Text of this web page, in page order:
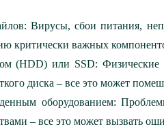
Вирусы, сбои питания,
критически важных
(HDD) или SSD: Физические
диска – все это может
оборудованием:
– все это может вызвать